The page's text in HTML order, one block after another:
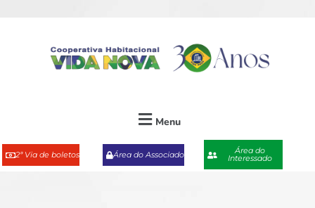
Menu
2ª Via de boletos Área do Associado Área do
Interessado